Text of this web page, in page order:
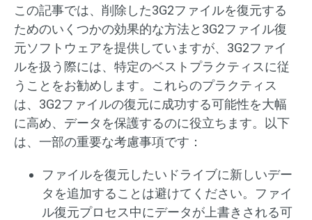
この記事では、削除した3G2ファイルを復元する
ためのいくつかの効果的な方法と3G2ファイル復
元ソフトウェアを提供していますが、3G2ファイ
ルを扱う際には、特定のベストプラクティスに従
うことをお勧めします。これらのプラクティス
は、3G2ファイルの復元に成功する可能性を大幅
に高め、データを保護するのに役立ちます。以下
は、一部の重要な考慮事項です：
ファイルを復元したいドライブに新しいデー
タを追加することは避けてください。ファイ
ル復元プロセス中にデータが上書きされる可